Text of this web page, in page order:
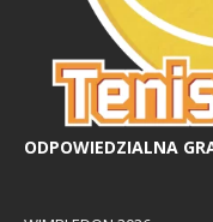
ODPOWIEDZIALNA